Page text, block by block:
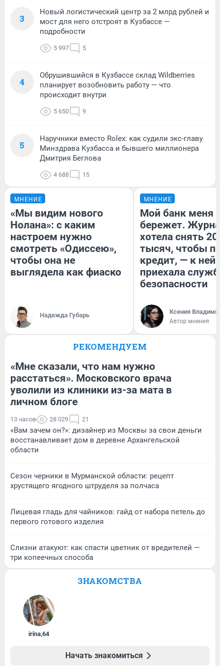
3
Новый логистический центр за 2 млрд рублей и
мост для него отстроят в Кузбассе —
подробности
5 997 5
4
Обрушившийся в Кузбассе склад Wildberries
планирует возобновить работу — что
происходит внутри
5 650 9
5
Наручники вместо Rolex: как судили экс-главу
Минздрава Кузбасса и бывшего миллионера
Дмитрия Беглова
4 688 15
МНЕНИЕ
«Мы видим нового
Нолана»: с каким
настроем нужно
смотреть «Одиссею»,
чтобы она не
выглядела как фиаско
Надежда Губарь
МНЕНИЕ
Мой банк меня
бережет.
хотела снять
тысяч, чтобы
кредит, — к
приехала
безопасности
Ксения
Автор мнения
РЕКОМЕНДУЕМ
«Мне сказали, что нам нужно
расстаться». Московского врача
уволили из клиники из-за мата в
личном блоге
13 часов 28 029 21
«Вам зачем он?»: дизайнер из Москвы за свои деньги
восстанавливает дом в деревне Архангельской
области
Сезон черники в Мурманской области: рецепт
хрустящего ягодного штруделя за полчаса
Лицевая гладь для чайников: гайд от набора петель до
первого готового изделия
Слизни атакуют: как спасти цветник от вредителей —
три копеечных способа
ЗНАКОМСТВА
irina,64
Начать знакомиться